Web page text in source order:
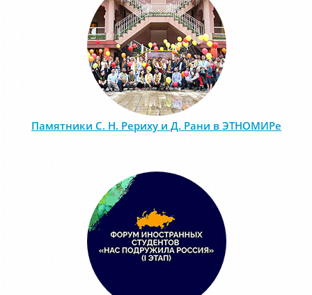
Памятники С. Н. Рериху и Д. Рани в ЭТНОМИРе